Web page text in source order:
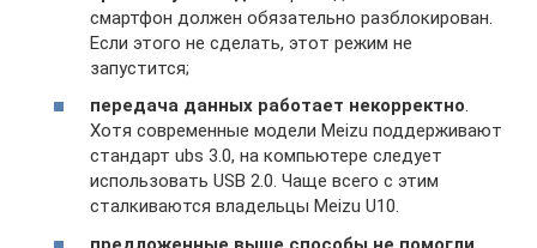
смартфон должен обязательно разблокирован.
Если этого не сделать, этот режим не
запустится;
передача данных работает некорректно.
Хотя современные модели Meizu поддерживают
стандарт ubs 3.0, на компьютере следует
использовать USB 2.0. Чаще всего с этим
сталкиваются владельцы Meizu U10.